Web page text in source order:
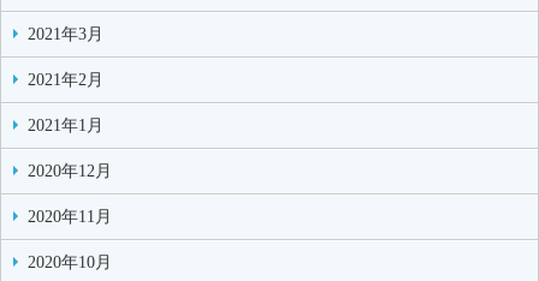
2021年3月
2021年2月
2021年1月
2020年12月
2020年11月
2020年10月